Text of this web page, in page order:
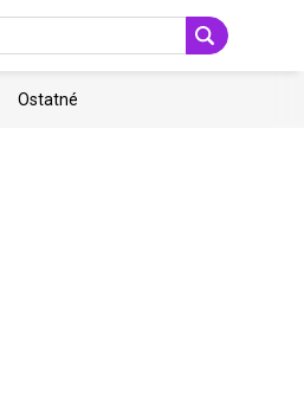
Ostatné